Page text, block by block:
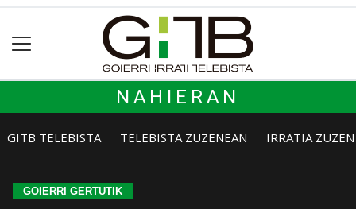
NAHIERAN
GITB TELEBISTA TELEBISTA ZUZENEAN IRRATIA
GOIERRI GERTUTIK